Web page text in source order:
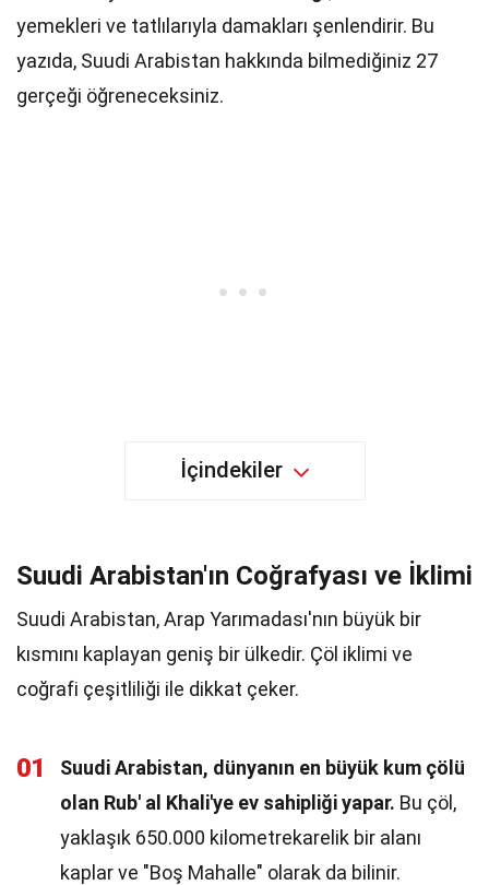
yemekleri ve tatlılarıyla damakları şenlendirir. Bu
yazıda, Suudi Arabistan hakkında bilmediğiniz 27
gerçeği öğreneceksiniz.
İçindekiler
Suudi Arabistan'ın Coğrafyası ve İklimi
Suudi Arabistan, Arap Yarımadası'nın büyük bir
kısmını kaplayan geniş bir ülkedir. Çöl iklimi ve
coğrafi çeşitliliği ile dikkat çeker.
01
Suudi Arabistan, dünyanın en büyük kum çölü
olan Rub' al Khali'ye ev sahipliği yapar. Bu çöl,
yaklaşık 650.000 kilometrekarelik bir alanı
kaplar ve "Boş Mahalle" olarak da bilinir.